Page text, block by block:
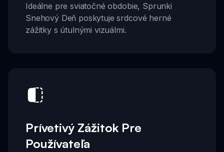
Ideálne pre sviatočné obdobie, Sprunki
Snehový Deň poskytuje srdcové herné
zážitky s útulnými vizuálmi.
Prívetivý Zážitok Pre
Používateľa